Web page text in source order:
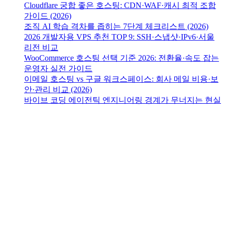
Cloudflare 궁합 좋은 호스팅: CDN·WAF·캐시 최적 조합
가이드 (2026)
조직 AI 학습 격차를 좁히는 7단계 체크리스트 (2026)
2026 개발자용 VPS 추천 TOP 9: SSH·스냅샷·IPv6·서울
리전 비교
WooCommerce 호스팅 선택 기준 2026: 전환율·속도 잡는
운영자 실전 가이드
이메일 호스팅 vs 구글 워크스페이스: 회사 메일 비용·보
안·관리 비교 (2026)
바이브 코딩 에이전틱 엔지니어링 경계가 무너지는 현실